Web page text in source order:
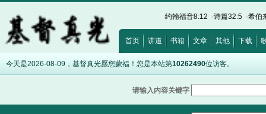
福音12:15 ·以弗所书5:5 马太福音11:29 约翰福音8:12·诗篇32:5·希伯来书
首页 讲道 书籍 文章 其他 下载
今天是2026-08-09，基督真光愿您蒙福！您是本站第10262490位访客。
请输入内容关键字